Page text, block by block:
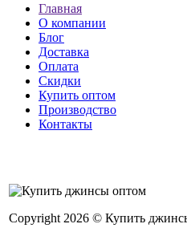
Главная
О компании
Блог
Доставка
Оплата
Скидки
Купить оптом
Производство
Контакты
Copyright 2026 © Купить